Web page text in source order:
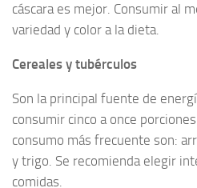
cáscara es mejor. Consumir al
variedad y color a la dieta.
Cereales y tubérculos
Son la principal fuente de
consumir cinco a once
consumo más frecuente son:
y trigo. Se recomienda elegir
comidas.